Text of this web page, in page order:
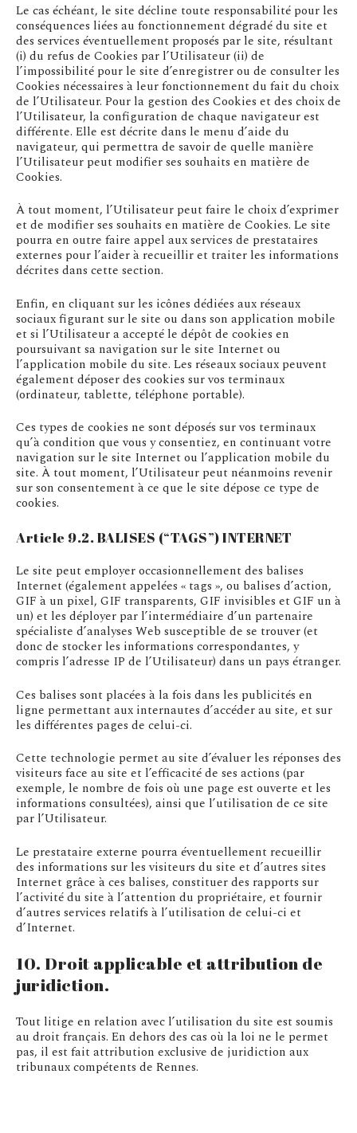
Le cas échéant, le site décline toute responsabilité pour les
conséquences liées au fonctionnement dégradé du site et
des services éventuellement proposés par le site, résultant
(i) du refus de Cookies par l’Utilisateur (ii) de
l’impossibilité pour le site d’enregistrer ou de consulter les
Cookies nécessaires à leur fonctionnement du fait du choix
de l’Utilisateur. Pour la gestion des Cookies et des choix de
l’Utilisateur, la configuration de chaque navigateur est
différente. Elle est décrite dans le menu d’aide du
navigateur, qui permettra de savoir de quelle manière
l’Utilisateur peut modifier ses souhaits en matière de
Cookies.
À tout moment, l’Utilisateur peut faire le choix d’exprimer
et de modifier ses souhaits en matière de Cookies. Le site
pourra en outre faire appel aux services de prestataires
externes pour l’aider à recueillir et traiter les informations
décrites dans cette section.
Enfin, en cliquant sur les icônes dédiées aux réseaux
sociaux figurant sur le site ou dans son application mobile
et si l’Utilisateur a accepté le dépôt de cookies en
poursuivant sa navigation sur le site Internet ou
l’application mobile du site. Les réseaux sociaux peuvent
également déposer des cookies sur vos terminaux
(ordinateur, tablette, téléphone portable).
Ces types de cookies ne sont déposés sur vos terminaux
qu’à condition que vous y consentiez, en continuant votre
navigation sur le site Internet ou l’application mobile du
site. À tout moment, l’Utilisateur peut néanmoins revenir
sur son consentement à ce que le site dépose ce type de
cookies.
Article 9.2. BALISES (“TAGS”) INTERNET
Le site peut employer occasionnellement des balises
Internet (également appelées « tags », ou balises d’action,
GIF à un pixel, GIF transparents, GIF invisibles et GIF un à
un) et les déployer par l’intermédiaire d’un partenaire
spécialiste d’analyses Web susceptible de se trouver (et
donc de stocker les informations correspondantes, y
compris l’adresse IP de l’Utilisateur) dans un pays étranger.
Ces balises sont placées à la fois dans les publicités en
ligne permettant aux internautes d’accéder au site, et sur
les différentes pages de celui-ci.
Cette technologie permet au site d’évaluer les réponses des
visiteurs face au site et l’efficacité de ses actions (par
exemple, le nombre de fois où une page est ouverte et les
informations consultées), ainsi que l’utilisation de ce site
par l’Utilisateur.
Le prestataire externe pourra éventuellement recueillir
des informations sur les visiteurs du site et d’autres sites
Internet grâce à ces balises, constituer des rapports sur
l’activité du site à l’attention du propriétaire, et fournir
d’autres services relatifs à l’utilisation de celui-ci et
d’Internet.
10. Droit applicable et attribution de
juridiction.
Tout litige en relation avec l’utilisation du site est soumis
au droit français. En dehors des cas où la loi ne le permet
pas, il est fait attribution exclusive de juridiction aux
tribunaux compétents de Rennes.